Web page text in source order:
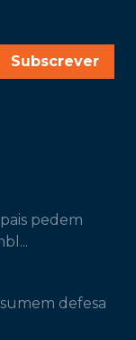
Subscrever
pedem
defesa